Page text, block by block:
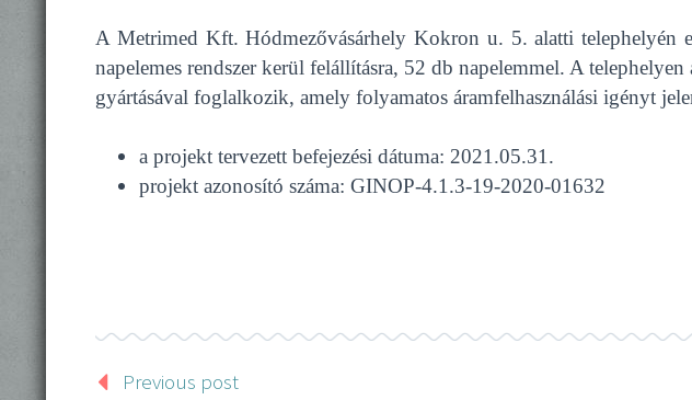
A Metrimed Kft. Hódmezővásárhely Kokron u. 5. alatti telephelyén
napelemes rendszer kerül felállításra, 52 db napelemmel. A
gyártásával foglalkozik, amely folyamatos áramfelhasználási igényt
a projekt tervezett befejezési dátuma: 2021.05.31.
projekt azonosító száma: GINOP-4.1.3-19-2020-01632
Previous post